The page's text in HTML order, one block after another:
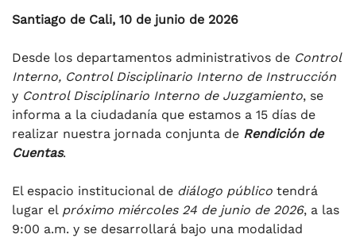
Santiago de Cali, 10 de junio de 2026
Desde los departamentos administrativos de Control
Interno, Control Disciplinario Interno de Instrucción
y Control Disciplinario Interno de Juzgamiento, se
informa a la ciudadanía que estamos a 15 días de
realizar nuestra jornada conjunta de Rendición de
Cuentas.
El espacio institucional de diálogo público tendrá
lugar el próximo miércoles 24 de junio de 2026, a las
9:00 a.m. y se desarrollará bajo una modalidad